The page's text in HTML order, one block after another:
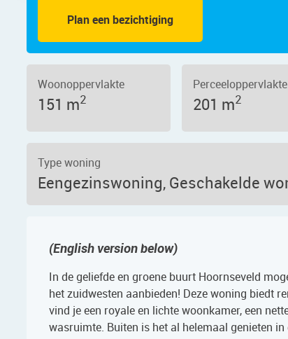
35, 1503 JB – Foto 2
Plan een bezichtiging
Woonoppervlakte
151 m2
Perceeloppervlakte
201 m2
Type woning
Eengezinswoning, Geschakelde
(English version below)
In de geliefde en groene buurt Hoornseveld
het zuidwesten aanbieden! Deze woning biedt
vind je een royale en lichte woonkamer, een
wasruimte. Buiten is het al helemaal genieten